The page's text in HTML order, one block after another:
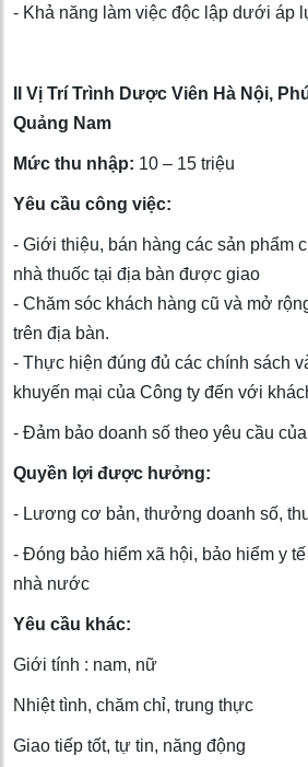
- Khả năng làm việc độc lập dưới áp
II Vị Trí Trình Dược Viên Hà Nội,
Quảng Nam
Mức thu nhập: 10 – 15 triệu
Yêu cầu công việc:
- Giới thiệu, bán hàng các sản phẩm
nhà thuốc tại địa bàn được giao
- Chăm sóc khách hàng cũ và mở
trên địa bàn.
- Thực hiện đúng đủ các chính sách
khuyến mại của Công ty đến với
- Đảm bảo doanh số theo yêu cầu
Quyền lợi được hưởng:
- Lương cơ bản, thưởng doanh số,
- Đóng bảo hiểm xã hội, bảo hiểm y
nhà nước
Yêu cầu khác:
Giới tính : nam, nữ
Nhiệt tình, chăm chỉ, trung thực
Giao tiếp tốt, tự tin, năng động